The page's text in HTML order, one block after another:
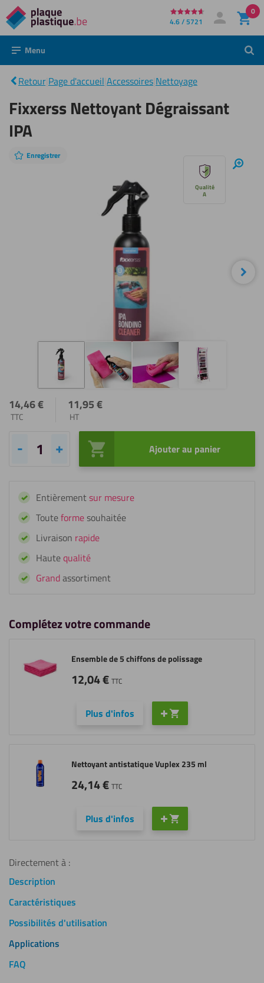
Directement
au
contenu
4.6 / 5721 Mon compte
Se connecter
0
Menu
Retour Page d'accueil Accessoires Nettoyage
Fixxerss
Nettoyant
Dégraissant
Fixxerss Nettoyant Dégraissant
IPA
Enregistrer
Zoom
Qualité
A
14,46€
TTC
11,95€
HT
quantité
Nettoyant
Dégraissant
Ajouter au panier
Entièrementsur mesure
Touteforme souhaitée
Livraison rapide
Hautequalité
Grandassortiment
Complétez votre commande
Plus d'infos
Ensemble de 5 chiffons de polissage
12,04€ TTC
Plus d'infos
Nettoyant antistatique Vuplex 235 ml
24,14€ TTC
Directement à :
Description
Caractéristiques
Possibilités d'utilisation
Applications
FAQ